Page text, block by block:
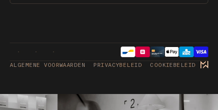
ALGEMENE VOORWAARDEN PRIVACYBELEID COOKIEBELEID